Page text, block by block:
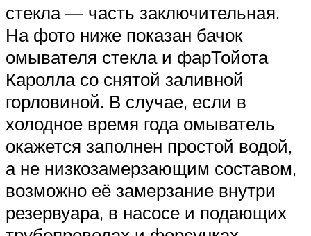
стекла — часть заключительная.
На фото ниже показан бачок
омывателя стекла и фарТойота
Каролла со снятой заливной
горловиной. В случае, если в
холодное время года омыватель
окажется заполнен простой водой,
а не низкозамерзающим составом,
возможно её замерзание внутри
резервуара, в насосе и подающих